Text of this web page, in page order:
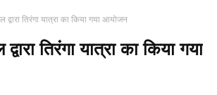
तिरंगा यात्रा का किया गया आयोजन
तिरंगा यात्रा का किया गया